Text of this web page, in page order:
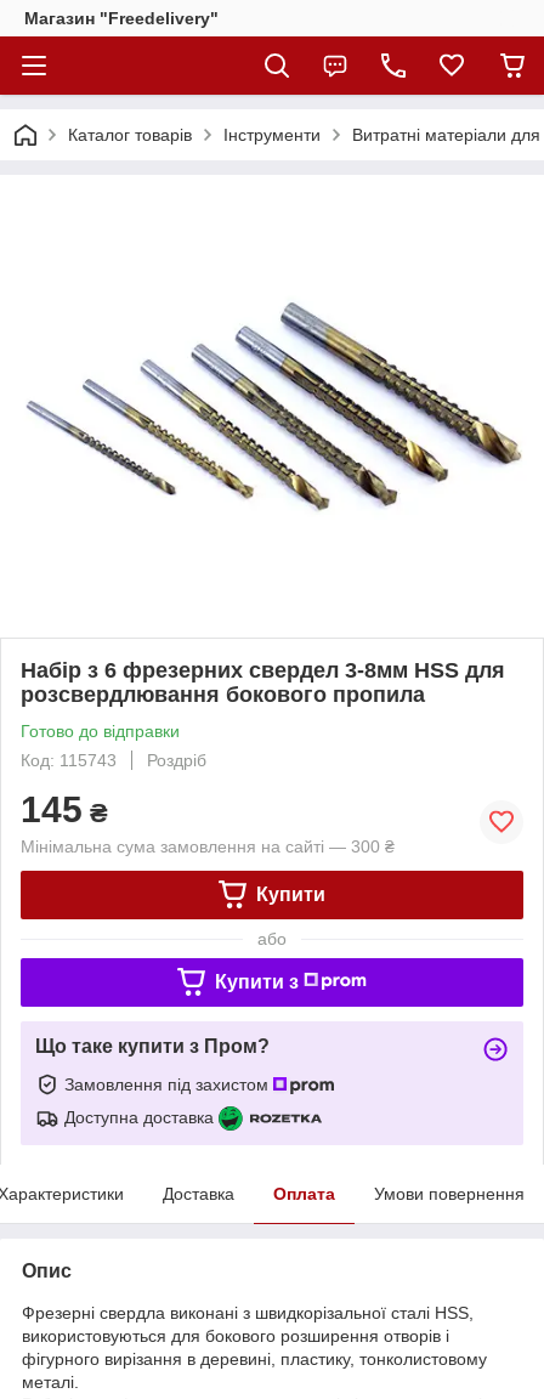
Магазин "Freedelivery"
Каталог товарів Інструменти Витратні матеріали для
Набір з 6 фрезерних свердел 3-8мм HSS для
розсвердлювання бокового пропила
Готово до відправки
Код: 115743
Роздріб
145 ₴
Мінімальна сума замовлення на сайті — 300 ₴
Купити
або
Купити з
Що таке купити з Пром?
Замовлення під захистом
Доступна доставка
Доставка Оплата Умови повернення
Опис
Фрезерні свердла виконані з швидкорізальної сталі HSS,
використовуються для бокового розширення отворів і
фігурного вирізання в деревині, пластику, тонколистовому
металі.